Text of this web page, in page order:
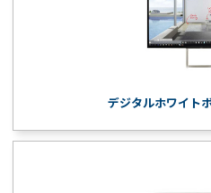
デジタルホワイト